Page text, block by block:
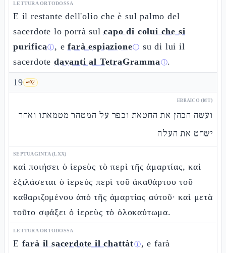
LETTURA ORTODOSSA
E il restante dell'olio che è sul palmo del
sacerdote lo porrà sulcapo di colui che si
purificaⓘ, efarà espiazioneⓘ su di lui il
sacerdotedavanti al TetraGrammaⓘ.
19 🗝️2
EBRAICO (MT)
ועשה הכהן את החטאת וכפר על המטהר מטמאתו ואחר
ישחט את העלה
SEPTUAGINTA (LXX)
καὶ ποιήσει ὁ ἱερεὺς τὸ περὶ τῆς ἁμαρτίας, καὶ
ἐξιλάσεται ὁ ἱερεὺς περὶ τοῦ ἀκαθάρτου τοῦ
καθαριζομένου ἀπὸ τῆς ἁμαρτίας αὐτοῦ· καὶ μετὰ
τοῦτο σφάξει ὁ ἱερεὺς τὸ ὁλοκαύτωμα.
LETTURA ORTODOSSA
E farà il sacerdote il chattàtⓘ, e farà